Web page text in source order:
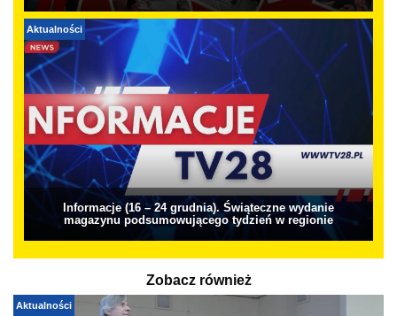
Aktualności
Informacje (16 – 24 grudnia). Świąteczne wydanie
magazynu podsumowującego tydzień w regionie
Zobacz również
Aktualności